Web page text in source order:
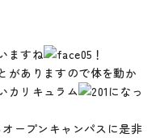
ますね
！
がありますので体を動か
カリキュラム
になっ
オープンキャンパスに是非